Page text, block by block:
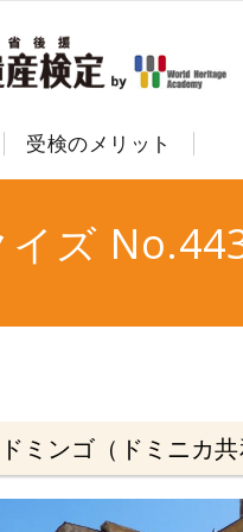
受検のメリット
ズ
ミンゴ（ドミニカ共